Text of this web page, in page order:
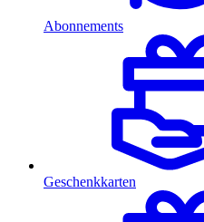
Abonnements
Geschenkkarten